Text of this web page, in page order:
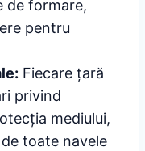
de formare,
pentru
Fiecare țară
privind
mediului,
toate navele